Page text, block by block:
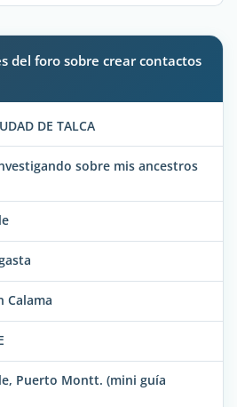
del foro sobre crear contactos
DE TALCA
sobre mis ancestros
Calama
Puerto Montt. (mini guía